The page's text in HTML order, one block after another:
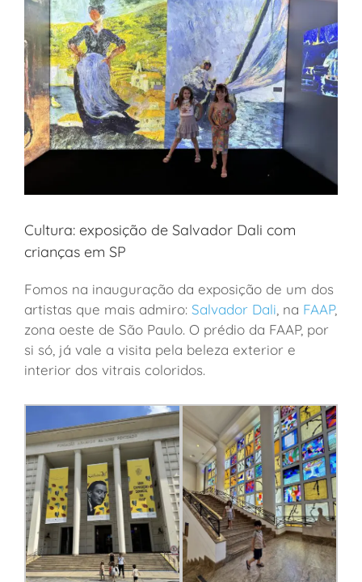
Cultura: exposição de Salvador Dali com
crianças em SP
Fomos na inauguração da exposição de um dos
artistas que mais admiro: Salvador Dali , na FAAP,
zona oeste de São Paulo. O prédio da FAAP, por
si só, já vale a visita pela beleza exterior e
interior dos vitrais coloridos.